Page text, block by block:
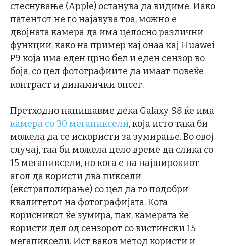
стеснување (Apple) останува да видиме. Иако
патентот не го најавува тоа, можно е
двојната камера да има целосно различни
функции, како на пример кај онаа кај Huawei
P9 која има еден црно бел и еден сензор во
боја, со цел фотографиите да имаат повеќе
контраст и динамички опсег.
Претходно напишавме дека Galaxy S8 ќе има
камера со 30 мегапиксели, која исто така би
можела да се искористи за зумирање. Во овој
случај, таа би можела цело време да слика со
15 мегапиксели, но кога е на најширокиот
агол да користи два пиксели
(екстраполирање) со цел да го подобри
квалитетот на фотографијата. Кога
корисникот ќе зумира, пак, камерата ќе
користи дел од сензорот со вистински 15
мегапиксели. Ист ваков метод користи и